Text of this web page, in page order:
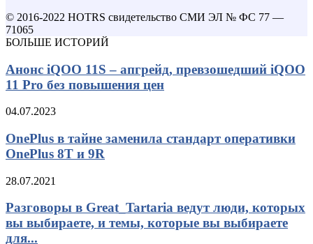
© 2016-2022 HOTRS свидетельство СМИ ЭЛ № ФС 77 —
71065
БОЛЬШЕ ИСТОРИЙ
Анонс iQOO 11S – апгрейд, превзошедший iQOO
11 Pro без повышения цен
04.07.2023
OnePlus в тайне заменила стандарт оперативки
OnePlus 8T и 9R
28.07.2021
Разговоры в Great_Tartaria ведут люди, которых
вы выбираете, и темы, которые вы выбираете
для...